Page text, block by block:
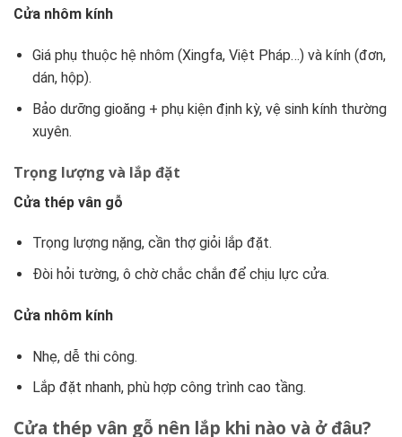
Cửa nhôm kính
Giá phụ thuộc hệ nhôm (Xingfa, Việt Pháp…) và kính (đơn,
dán, hộp).
Bảo dưỡng gioăng + phụ kiện định kỳ, vệ sinh kính thường
xuyên.
Trọng lượng và lắp đặt
Cửa thép vân gỗ
Trọng lượng nặng, cần thợ giỏi lắp đặt.
Đòi hỏi tường, ô chờ chắc chắn để chịu lực cửa.
Cửa nhôm kính
Nhẹ, dễ thi công.
Lắp đặt nhanh, phù hợp công trình cao tầng.
Cửa thép vân gỗ nên lắp khi nào và ở đâu?